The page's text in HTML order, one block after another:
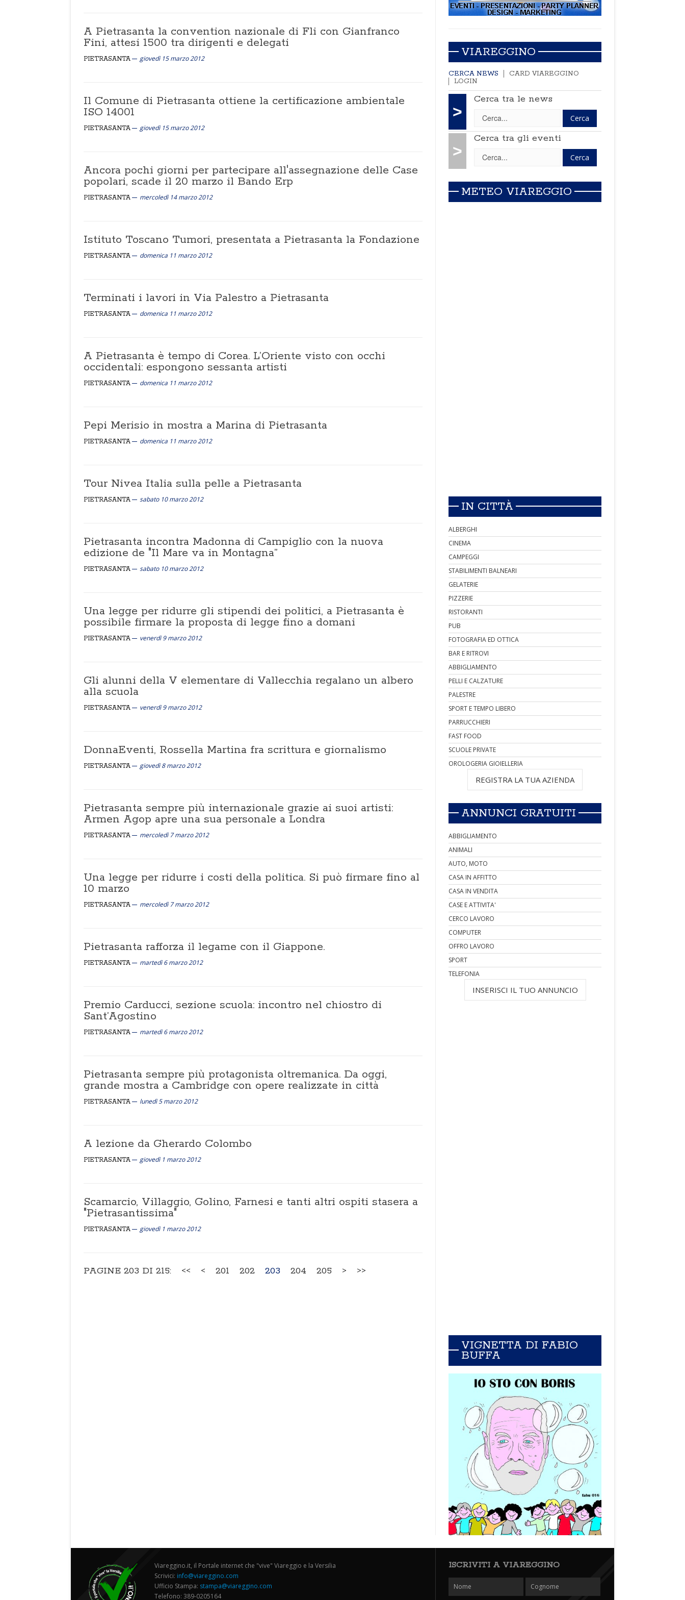
A Pietrasanta la convention nazionale di Fli con Gianfranco
Fini, attesi 1500 tra dirigenti e delegati
PIETRASANTA giovedì 15 marzo 2012
Il Comune di Pietrasanta ottiene la certificazione ambientale
ISO 14001
PIETRASANTA giovedì 15 marzo 2012
Ancora pochi giorni per partecipare all'assegnazione delle Case
popolari, scade il 20 marzo il Bando Erp
PIETRASANTA mercoledì 14 marzo 2012
Istituto Toscano Tumori, presentata a Pietrasanta la Fondazione
PIETRASANTA domenica 11 marzo 2012
Terminati i lavori in Via Palestro a Pietrasanta
PIETRASANTA domenica 11 marzo 2012
A Pietrasanta è tempo di Corea. L’Oriente visto con occhi
occidentali: espongono sessanta artisti
PIETRASANTA domenica 11 marzo 2012
Pepi Merisio in mostra a Marina di Pietrasanta
PIETRASANTA domenica 11 marzo 2012
Tour Nivea Italia sulla pelle a Pietrasanta
PIETRASANTA sabato 10 marzo 2012
Pietrasanta incontra Madonna di Campiglio con la nuova
edizione de "Il Mare va in Montagna”
PIETRASANTA sabato 10 marzo 2012
Una legge per ridurre gli stipendi dei politici, a Pietrasanta è
possibile firmare la proposta di legge fino a domani
PIETRASANTA venerdì 9 marzo 2012
Gli alunni della V elementare di Vallecchia regalano un albero
alla scuola
PIETRASANTA venerdì 9 marzo 2012
DonnaEventi, Rossella Martina fra scrittura e giornalismo
PIETRASANTA giovedì 8 marzo 2012
Pietrasanta sempre più internazionale grazie ai suoi artisti:
Armen Agop apre una sua personale a Londra
PIETRASANTA mercoledì 7 marzo 2012
Una legge per ridurre i costi della politica. Si può firmare fino al
10 marzo
PIETRASANTA mercoledì 7 marzo 2012
Pietrasanta rafforza il legame con il Giappone.
PIETRASANTA martedì 6 marzo 2012
Premio Carducci, sezione scuola: incontro nel chiostro di
Sant’Agostino
PIETRASANTA martedì 6 marzo 2012
Pietrasanta sempre più protagonista oltremanica. Da oggi,
grande mostra a Cambridge con opere realizzate in città
PIETRASANTA lunedì 5 marzo 2012
A lezione da Gherardo Colombo
PIETRASANTA giovedì 1 marzo 2012
Scamarcio, Villaggio, Golino, Farnesi e tanti altri ospiti stasera a
"Pietrasantissima"
PIETRASANTA giovedì 1 marzo 2012
PAGINE 203 DI 215: << < 201 202 203 204 205 > >>
VIAREGGINO
CERCA NEWS
CARD VIAREGGINO
LOGIN
>
Cerca tra le news
>
Cerca tra gli eventi
METEO VIAREGGIO
IN CITTÀ
ALBERGHI
CINEMA
CAMPEGGI
STABILIMENTI BALNEARI
GELATERIE
PIZZERIE
RISTORANTI
PUB
FOTOGRAFIA ED OTTICA
BAR E RITROVI
ABBIGLIAMENTO
PELLI E CALZATURE
PALESTRE
SPORT E TEMPO LIBERO
PARRUCCHIERI
FAST FOOD
SCUOLE PRIVATE
OROLOGERIA GIOIELLERIA
REGISTRA LA TUA AZIENDA
ANNUNCI GRATUITI
ABBIGLIAMENTO
ANIMALI
AUTO, MOTO
CASA IN AFFITTO
CASA IN VENDITA
CASE E ATTIVITA'
CERCO LAVORO
COMPUTER
OFFRO LAVORO
SPORT
TELEFONIA
INSERISCI IL TUO ANNUNCIO
VIGNETTA DI FABIO
BUFFA
Viareggino.it, il Portale internet che "vive" Viareggio e la Versilia
Scrivici: info@viareggino.com
Ufficio Stampa: stampa@viareggino.com
Telefono: 389-0205164
ISCRIVITI A VIAREGGINO